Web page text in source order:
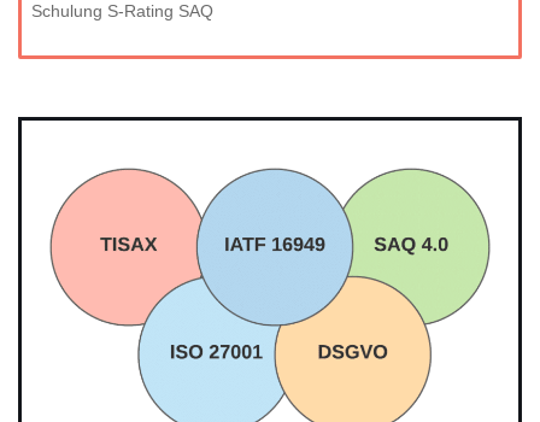
Schulung S-Rating SAQ